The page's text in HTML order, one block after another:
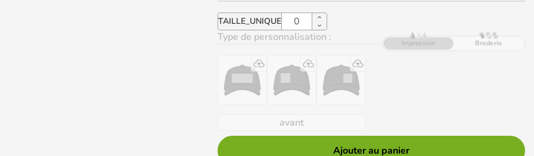
TAILLE_UNIQUE
Type de personnalisation : Impression Broderie
avant
Ajouter au panier